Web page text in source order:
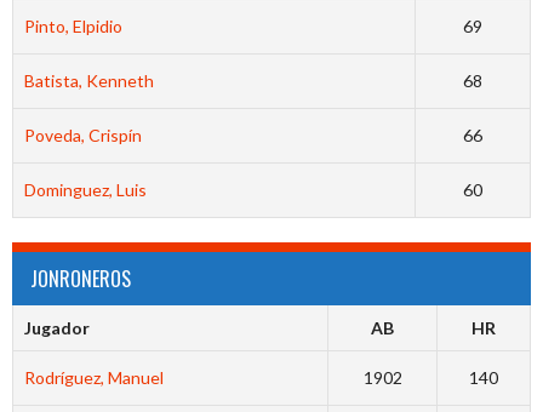
Pinto, Elpidio 69
Batista, Kenneth 68
Poveda, Crispín 66
Dominguez, Luis 60
JONRONEROS
Jugador AB HR
Rodríguez, Manuel 1902 140